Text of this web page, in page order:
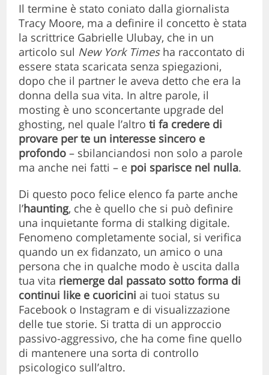
Il termine è stato coniato dalla giornalista
Tracy Moore, ma a definire il concetto è stata
la scrittrice Gabrielle Ulubay, che in un
articolo sul New York Timesha raccontato di
essere stata scaricata senza spiegazioni,
dopo che il partner le aveva detto che era la
donna della sua vita. In altre parole, il
mosting è uno sconcertante upgrade del
ghosting, nel quale l’altroti fa credere di
provare per te un interesse sincero e
profondo – sbilanciandosi non solo a parole
ma anche nei fatti – e poi sparisce nel nulla.
Di questo poco felice elenco fa parte anche
l’haunting, che è quello che si può definire
una inquietante forma di stalking digitale.
Fenomeno completamente social, si verifica
quando un ex fidanzato, un amico o una
persona che in qualche modo è uscita dalla
tua vita riemerge dal passato sotto forma di
continui like e cuoricini ai tuoi status su
Facebook o Instagram e di visualizzazione
delle tue storie. Si tratta di un approccio
passivo-aggressivo, che ha come fine quello
di mantenere una sorta di controllo
psicologico sull’altro.